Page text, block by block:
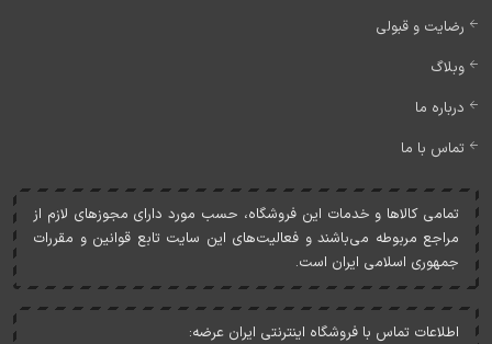
رضایت و قبولی
وبلاگ
درباره ما
تماس با ما
تمامی کالاها و خدمات اين فروشگاه، حسب مورد دارای مجوزهای لازم از
مراجع مربوطه می‌باشند و فعاليت‌های اين سايت تابع قوانين و مقررات
جمهوری اسلامی ايران است.
اطلاعات تماس با فروشگاه اینترنتی ایران عرضه: